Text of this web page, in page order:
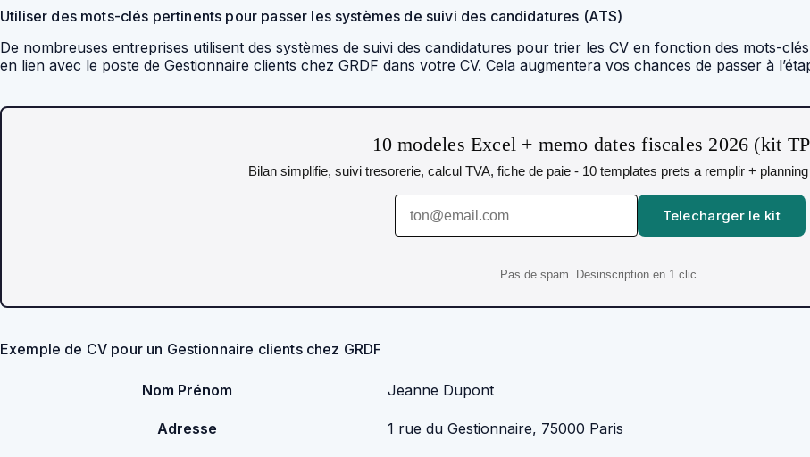
Utiliser des mots-clés pertinents pour passer les systèmes de suivi des candidatures (ATS)
De nombreuses entreprises utilisent des systèmes de suivi des candidatures pour trier les CV en fonction des mots-
en lien avec le poste de Gestionnaire clients chez GRDF dans votre CV. Cela augmentera vos chances de passer à
10 modeles Excel + memo dates fiscales 2026 (kit
Bilan simplifie, suivi tresorerie, calcul TVA, fiche de paie - 10 templates prets a remplir +
Telecharger le kit
Pas de spam. Desinscription en 1 clic.
Exemple de CV pour un Gestionnaire clients chez GRDF
Nom Prénom Jeanne Dupont
Adresse 1 rue du Gestionnaire, 75000 Paris